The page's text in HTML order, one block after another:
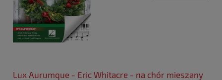
Lux Aurumque - Eric Whitacre - na chór mieszany